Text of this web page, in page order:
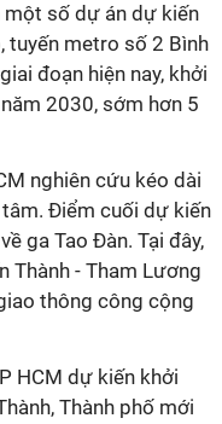
một số dự án dự kiến
tuyến metro số 2 Bình
đoạn hiện nay, khởi
2030, sớm hơn 5
nghiên cứu kéo dài
Điểm cuối dự kiến
ga Tao Đàn. Tại đây,
Thành - Tham Lương
thông công cộng
HCM dự kiến khởi
Thành phố mới